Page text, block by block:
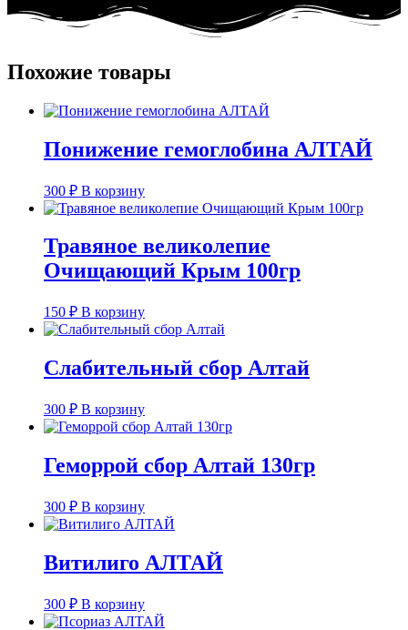
Похожие товары
Понижение гемоглобина АЛТАЙ
300 ₽ В корзину
Травяное великолепие
Очищающий Крым 100гр
150 ₽ В корзину
Слабительный сбор Алтай
300 ₽ В корзину
Геморрой сбор Алтай 130гр
300 ₽ В корзину
Витилиго АЛТАЙ
300 ₽ В корзину